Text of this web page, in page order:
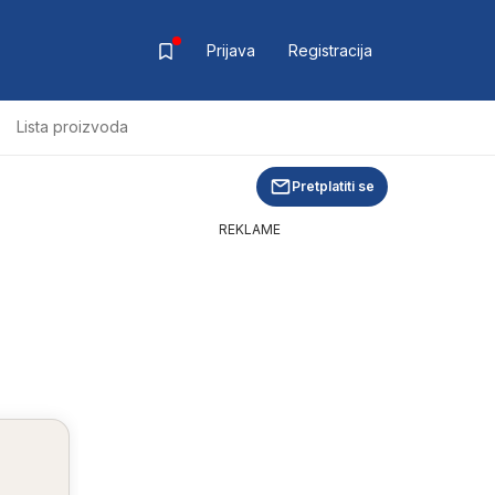
Prijava Registracija
Lista proizvoda
Pretplatiti se
REKLAME